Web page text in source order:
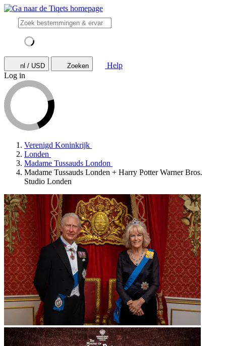
nl / USD Zoeken
Help
Log in
Verenigd Koninkrijk
Londen
Madame Tussauds London
Madame Tussauds Londen + Harry Potter Warner Bros.
Studio Londen